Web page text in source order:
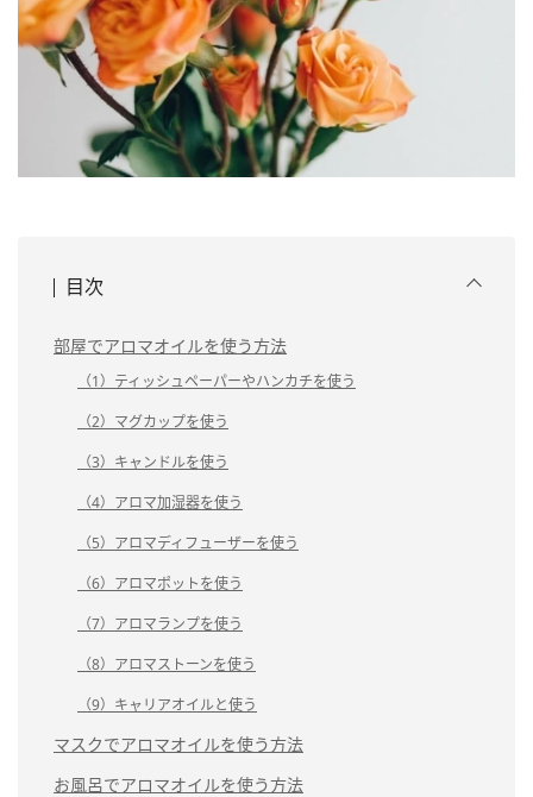
目次
部屋でアロマオイルを使う方法
（1）ティッシュペーパーやハンカチを使う
（2）マグカップを使う
（3）キャンドルを使う
（4）アロマ加湿器を使う
（5）アロマディフューザーを使う
（6）アロマポットを使う
（7）アロマランプを使う
（8）アロマストーンを使う
（9）キャリアオイルと使う
マスクでアロマオイルを使う方法
お風呂でアロマオイルを使う方法